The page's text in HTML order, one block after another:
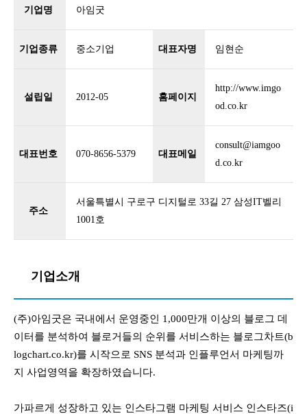
기업명 아임굿
기업종류 중소기업 대표자명 임현순
설립일 2012-05 홈페이지
http://www.imgo
od.co.kr
대표번호 070-8656-5379 대표메일
consult@iamgoo
d.co.kr
주소
서울특별시 구로구 디지털로 33길 27 삼성IT벨리
1001호
기업소개
(주)아임굿은 국내에서 운영중인 1,000만개 이상의 블로그 데
이터를 분석하여 블로거들의 순위를 서비스하는 블로그차트(b
logchart.co.kr)를 시작으로 SNS 분석과 인플루언서 마케팅까
지 사업영역을 확장하였습니다.
가파르게 성장하고 있는 인스타그램 마케팅 서비스 인스타즈(i